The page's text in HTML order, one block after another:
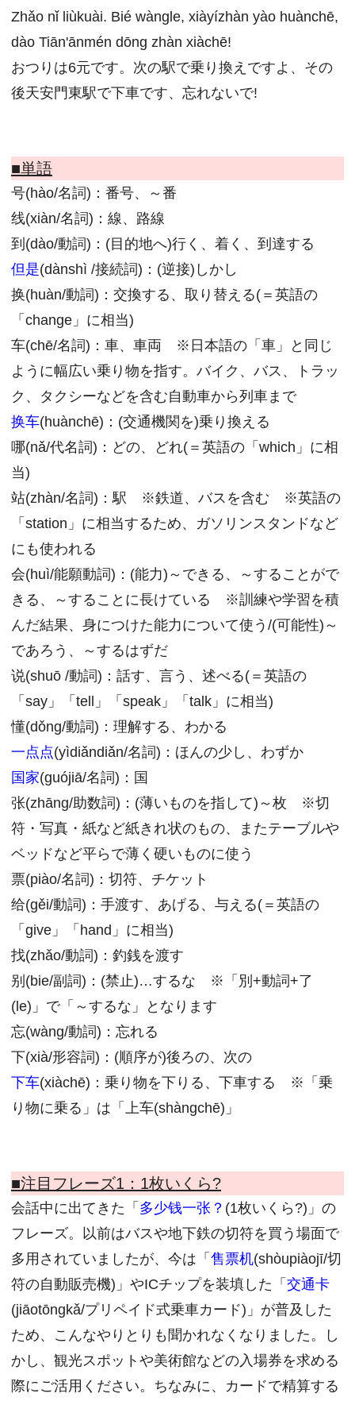
Zhǎo nǐ liùkuài. Bié wàngle, xiàyízhàn yào huànchē,
dào Tiān'ānmén dōng zhàn xiàchē!
おつりは6元です。次の駅で乗り換えですよ、その
後天安門東駅で下車です、忘れないで!
■単語
号(hào/名詞)：番号、～番
线(xiàn/名詞)：線、路線
到(dào/動詞)：(目的地へ)行く、着く、到達する
但是(dànshì /接続詞)：(逆接)しかし
换(huàn/動詞)：交換する、取り替える(＝英語の
「change」に相当)
车(chē/名詞)：車、車両 ※日本語の「車」と同じ
ように幅広い乗り物を指す。バイク、バス、トラッ
ク、タクシーなどを含む自動車から列車まで
换车(huànchē)：(交通機関を)乗り換える
哪(nǎ/代名詞)：どの、どれ(＝英語の「which」に相
当)
站(zhàn/名詞)：駅 ※鉄道、バスを含む ※英語の
「station」に相当するため、ガソリンスタンドなど
にも使われる
会(huì/能願動詞)：(能力)～できる、～することがで
きる、～することに長けている ※訓練や学習を積
んだ結果、身につけた能力について使う/(可能性)～
であろう、～するはずだ
说(shuō /動詞)：話す、言う、述べる(＝英語の
「say」「tell」「speak」「talk」に相当)
懂(dǒng/動詞)：理解する、わかる
一点点(yìdiǎndiǎn/名詞)：ほんの少し、わずか
国家(guójiā/名詞)：国
张(zhāng/助数詞)：(薄いものを指して)～枚 ※切
符・写真・紙など紙きれ状のもの、またテーブルや
ベッドなど平らで薄く硬いものに使う
票(piào/名詞)：切符、チケット
给(gěi/動詞)：手渡す、あげる、与える(＝英語の
「give」「hand」に相当)
找(zhǎo/動詞)：釣銭を渡す
别(bie/副詞)：(禁止)…するな ※「別+動詞+了
(le)」で「～するな」となります
忘(wàng/動詞)：忘れる
下(xià/形容詞)：(順序が)後ろの、次の
下车(xiàchē)：乗り物を下りる、下車する ※「乗
り物に乗る」は「上车(shàngchē)」
■注目フレーズ1： 1枚いくら?
会話中に出てきた「 多少钱一张？ (1枚いくら?)」の
フレーズ。以前はバスや地下鉄の切符を買う場面で
多用されていましたが、今は「 售票机(shòupiàojī/切
符の自動販売機)」やICチップを装填した「 交通卡
(jiāotōngkǎ/プリペイド式乗車カード)」が普及した
ため、こんなやりとりも聞かれなくなりました。し
かし、観光スポットや美術館などの入場券を求める
際にご活用ください。ちなみに、カードで精算する